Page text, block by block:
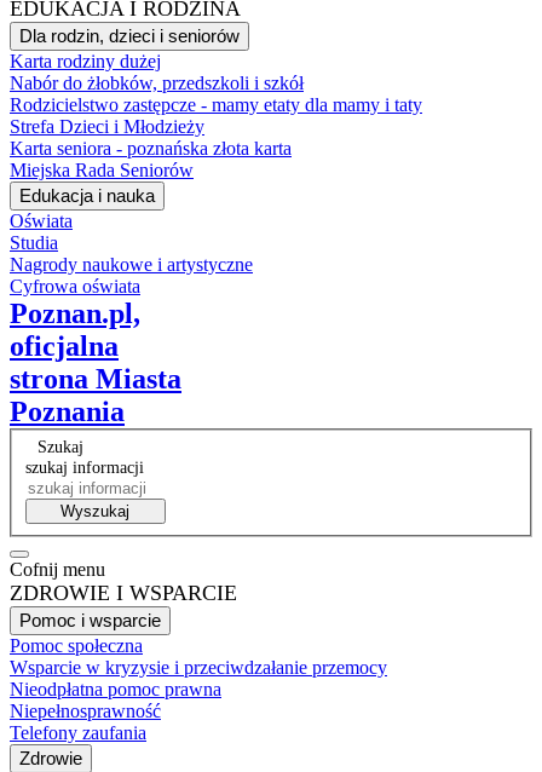
EDUKACJA I RODZINA
Dla rodzin, dzieci i seniorów
Karta rodziny dużej
Nabór do żłobków, przedszkoli i szkół
Rodzicielstwo zastępcze - mamy etaty dla mamy i taty
Strefa Dzieci i Młodzieży
Karta seniora - poznańska złota karta
Miejska Rada Seniorów
Edukacja i nauka
Oświata
Studia
Nagrody naukowe i artystyczne
Cyfrowa oświata
Poznan.pl,
oficjalna
strona Miasta
Poznania
Szukaj
szukaj informacji
Wyszukaj
Cofnij menu
ZDROWIE I WSPARCIE
Pomoc i wsparcie
Pomoc społeczna
Wsparcie w kryzysie i przeciwdzałanie przemocy
Nieodpłatna pomoc prawna
Niepełnosprawność
Telefony zaufania
Zdrowie